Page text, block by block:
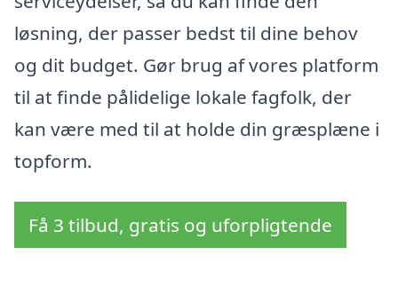
løsning, der passer bedst til dine behov
og dit budget. Gør brug af vores platform
til at finde pålidelige lokale fagfolk, der
kan være med til at holde din græsplæne i
topform.
Få 3 tilbud, gratis og uforpligtende